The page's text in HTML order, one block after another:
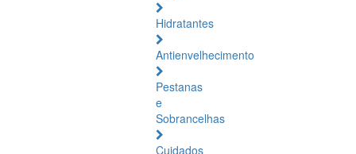
Hidratantes
Antienvelhecimento
Pestanas
e
Sobrancelhas
Cuidados